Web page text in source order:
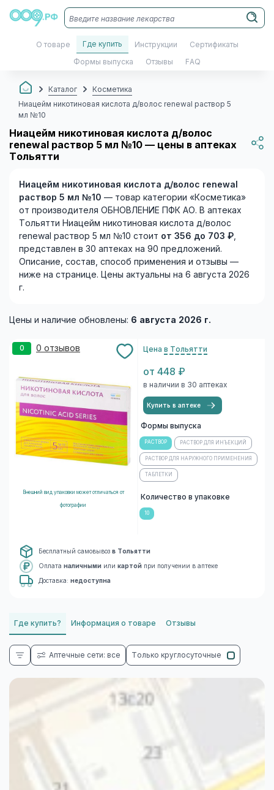
О товаре Где купить Инструкции Сертификаты
Формы выпуска Отзывы FAQ
Каталог
Косметика
Ниацейм никотиновая кислота д/волос renewal раствор 5
мл №10
Ниацейм никотиновая кислота д/волос
renewal раствор 5 мл №10 — цены в аптеках
Тольятти
Ниацейм никотиновая кислота д/волос renewal
раствор 5 мл №10 — товар категории «Косметика»
от производителя ОБНОВЛЕНИЕ ПФК АО. В аптеках
Тольятти Ниацейм никотиновая кислота д/волос
renewal раствор 5 мл №10 стоит от 356 до 703 ₽,
представлен в 30 аптеках на 90 предложений.
Описание, состав, способ применения и отзывы —
ниже на странице. Цены актуальны на 6 августа 2026
г.
Цены и наличие обновлены: 6 августа 2026 г.
0 0 отзывов
Внешний вид упаковки может отличаться от
фотографии
Цена в Тольятти
от 448 ₽
в наличии в 30 аптеках
Купить в аптеке
Формы выпуска
РАСТВОР РАСТВОР ДЛЯ ИНЪЕКЦИЙ
РАСТВОР ДЛЯ НАРУЖНОГО ПРИМЕНЕНИЯ
ТАБЛЕТКИ
Количество в упаковке
10
Бесплатный самовывоз в Тольятти
Оплата наличными или картой при получении в аптеке
Доставка: недоступна
Где купить? Информация о товаре Отзывы
Аптечные сети: все Только круглосуточные